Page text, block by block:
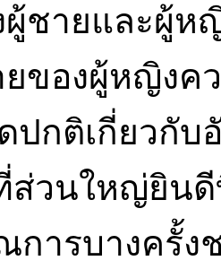
ผู้ชายและผู้ห
ยของผู้หญิงค
ปกติเกี่ยวกั
ส่วนใหญ่ยิน
การบางครั้ง